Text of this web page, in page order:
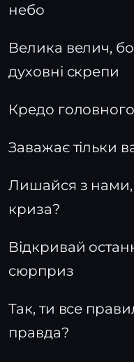
небо
Велика велич,
духовні скрепи
Кредо
Заважає тільки
Лишайся з нами,
криза?
Відкривай
сюрприз
Так, ти все
правда?